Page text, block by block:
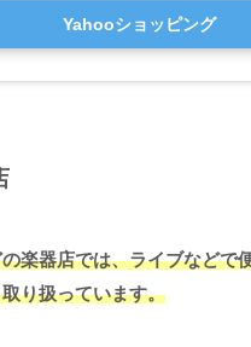
Yahooショッピング
楽器店では、ライブなどで
り扱っています。